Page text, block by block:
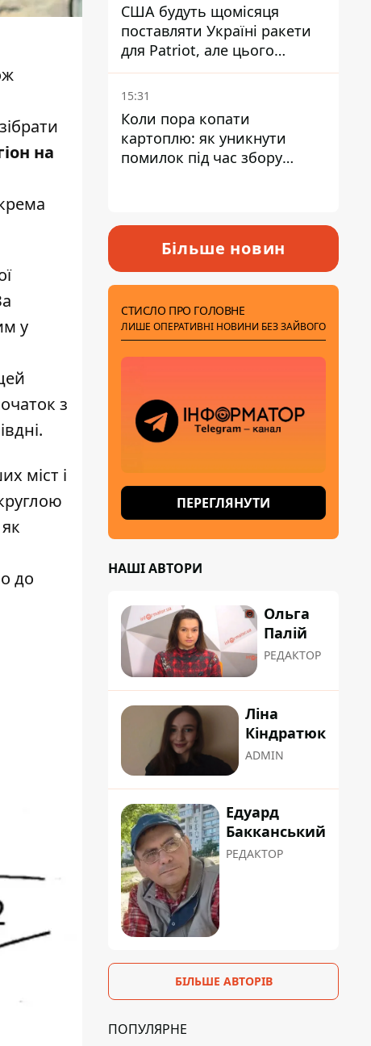
на
у
з
міст і
до
США будуть щомісяця
поставляти Україні ракети
для Patriot, але цього
недостатньо - Зеленський
15:31
Коли пора копати
картоплю: як уникнути
помилок під час збору
Більше новин
СТИСЛО ПРО ГОЛОВНЕ
ЛИШЕ ОПЕРАТИВНІ НОВИНИ БЕЗ ЗАЙВОГО
ПЕРЕГЛЯНУТИ
НАШІ АВТОРИ
Ольга
Палій
РЕДАКТОР
Ліна
Кіндратюк
ADMIN
Едуард
Бакканський
РЕДАКТОР
БІЛЬШЕ АВТОРІВ
ПОПУЛЯРНЕ